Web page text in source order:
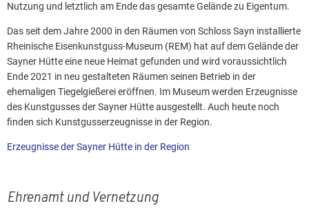
Nutzung und letztlich am Ende das gesamte Gelände zu Eigentum.
Das seit dem Jahre 2000 in den Räumen von Schloss Sayn installierte
Rheinische Eisenkunstguss-Museum (REM) hat auf dem Gelände der
Sayner Hütte eine neue Heimat gefunden und wird voraussichtlich
Ende 2021 in neu gestalteten Räumen seinen Betrieb in der
ehemaligen Tiegelgießerei eröffnen. Im Museum werden Erzeugnisse
des Kunstgusses der Sayner Hütte ausgestellt. Auch heute noch
finden sich Kunstgusserzeugnisse in der Region.
Erzeugnisse der Sayner Hütte in der Region
Ehrenamt und Vernetzung